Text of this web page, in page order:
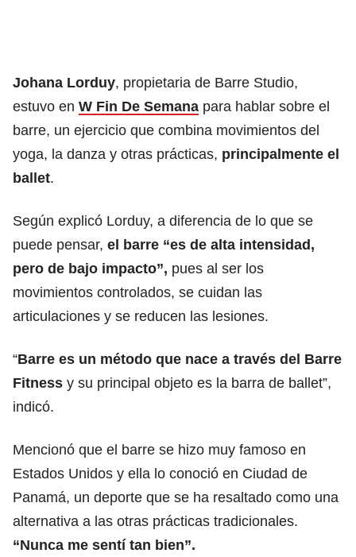
Johana Lorduy, propietaria de Barre Studio,
estuvo en W Fin De Semana para hablar sobre el
barre, un ejercicio que combina movimientos del
yoga, la danza y otras prácticas, principalmente el
ballet.
Según explicó Lorduy, a diferencia de lo que se
puede pensar, el barre “es de alta intensidad,
pero de bajo impacto”, pues al ser los
movimientos controlados, se cuidan las
articulaciones y se reducen las lesiones.
“Barre es un método que nace a través del Barre
Fitness y su principal objeto es la barra de ballet”,
indicó.
Mencionó que el barre se hizo muy famoso en
Estados Unidos y ella lo conoció en Ciudad de
Panamá, un deporte que se ha resaltado como una
alternativa a las otras prácticas tradicionales.
“Nunca me sentí tan bien”.